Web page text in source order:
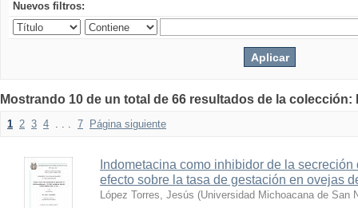
Nuevos filtros:
Mostrando 10 de un total de 66 resultados de la colección:
1 2 3 4 . . . 7 Página siguiente
Indometacina como inhibidor de la
efecto sobre la tasa de gestación en ovejas
López Torres, Jesús (Universidad Michoacana de San